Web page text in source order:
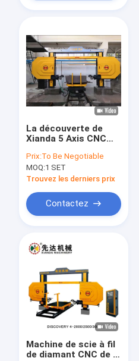
pierre de commande numérique
de pilier
de dalle
La découverte de
Xianda 5 Axis CNC
Machine pour le
marbre et le granit
3D Arc Column
Profiling Cutter
Prix:To Be Negotiable
MOQ:1 SET
Trouvez les derniers prix
Contactez
Machine de scie à fil
de diamant CNC de la